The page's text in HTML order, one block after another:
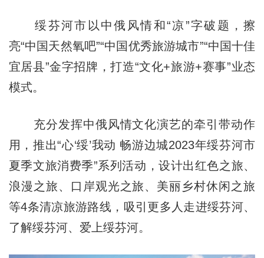
绥芬河市以中俄风情和“凉”字破题，擦
亮“中国天然氧吧”“中国优秀旅游城市”“中国十佳
宜居县”金字招牌，打造“文化+旅游+赛事”业态
模式。
充分发挥中俄风情文化演艺的牵引带动作
用，推出“心‘绥’我动 畅游边城2023年绥芬河市
夏季文旅消费季”系列活动，设计出红色之旅、
浪漫之旅、口岸观光之旅、美丽乡村休闲之旅
等4条清凉旅游路线，吸引更多人走进绥芬河、
了解绥芬河、爱上绥芬河。